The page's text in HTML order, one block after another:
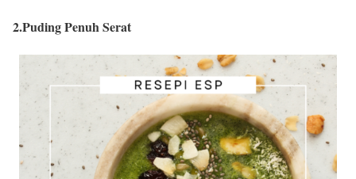
2.Puding Penuh Serat